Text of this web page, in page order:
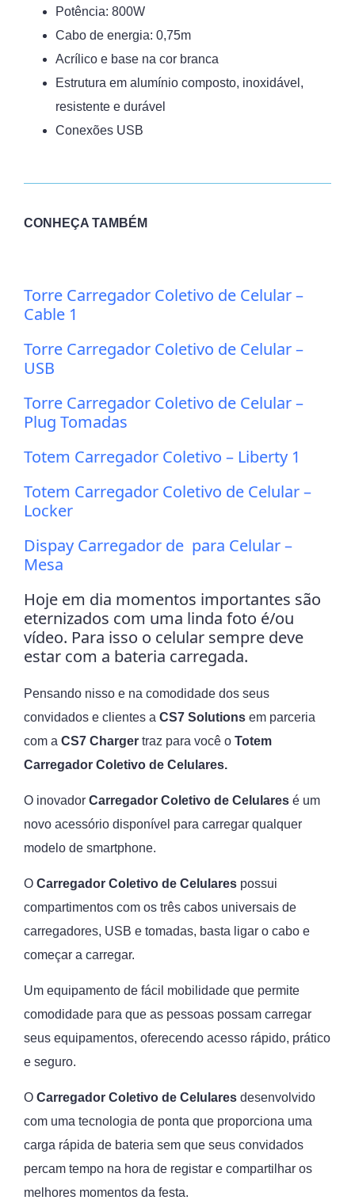
Potência: 800W
Cabo de energia: 0,75m
Acrílico e base na cor branca
Estrutura em alumínio composto, inoxidável,
resistente e durável
Conexões USB
CONHEÇA TAMBÉM
Torre Carregador Coletivo de Celular –
Cable 1
Torre Carregador Coletivo de Celular –
USB
Torre Carregador Coletivo de Celular –
Plug Tomadas
Totem Carregador Coletivo – Liberty 1
Totem Carregador Coletivo de Celular –
Locker
Dispay Carregador de para Celular –
Mesa
Hoje em dia momentos importantes são
eternizados com uma linda foto é/ou
vídeo. Para isso o celular sempre deve
estar com a bateria carregada.
Pensando nisso e na comodidade dos seus
convidados e clientes a CS7 Solutions em parceria
com a CS7 Charger traz para você o Totem
Carregador Coletivo de Celulares.
O inovador Carregador Coletivo de Celulares é um
novo acessório disponível para carregar qualquer
modelo de smartphone.
O Carregador Coletivo de Celulares possui
compartimentos com os três cabos universais de
carregadores, USB e tomadas, basta ligar o cabo e
começar a carregar.
Um equipamento de fácil mobilidade que permite
comodidade para que as pessoas possam carregar
seus equipamentos, oferecendo acesso rápido, prático
e seguro.
O Carregador Coletivo de Celulares desenvolvido
com uma tecnologia de ponta que proporciona uma
carga rápida de bateria sem que seus convidados
percam tempo na hora de registar e compartilhar os
melhores momentos da festa.